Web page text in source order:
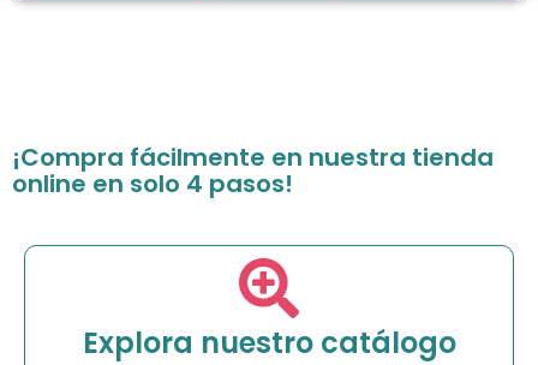
¡Compra fácilmente en nuestra tienda
online en solo 4 pasos!
Explora nuestro catálogo